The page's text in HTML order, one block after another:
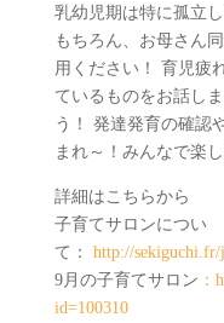
乳幼児期は特に孤立
もちろん、お母さん
用ください！ 育児疲
ているものをお話し
う！ 発達発育の確認
まれ～！みんなで楽
詳細はこちらから
子育てサロンについ
て： http://sekiguchi.fr/
9月の子育てサロン
id=100310